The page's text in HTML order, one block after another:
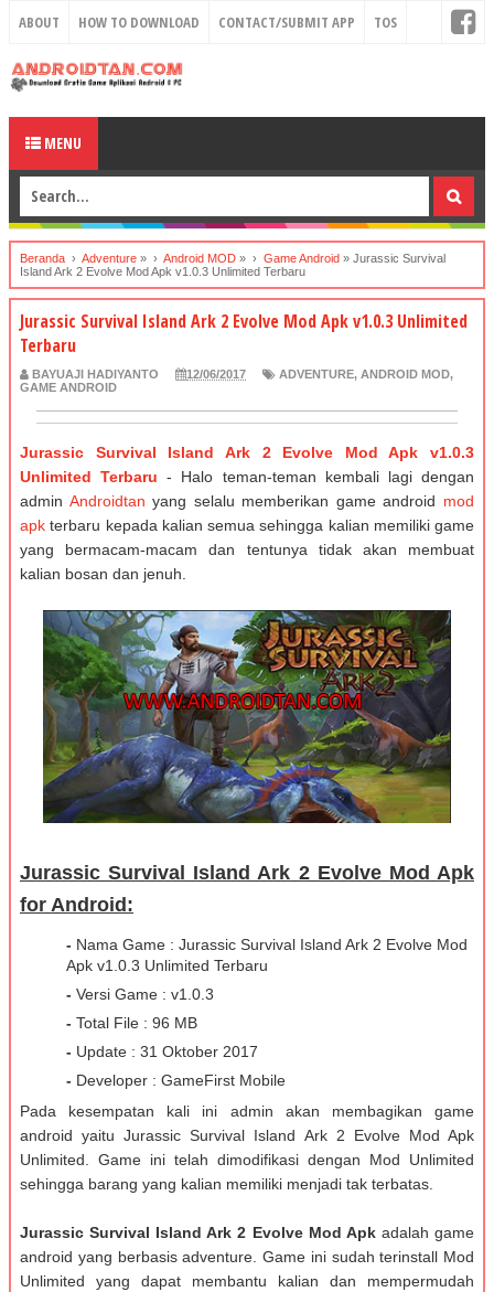
ABOUT HOW TO DOWNLOAD CONTACT/SUBMIT APP TOS
MENU
Beranda › Adventure » › Android MOD » › Game Android » Jurassic Survival
Island Ark 2 Evolve Mod Apk v1.0.3 Unlimited Terbaru
Jurassic Survival Island Ark 2 Evolve Mod Apk v1.0.3 Unlimited
Terbaru
BAYUAJI HADIYANTO 12/06/2017 ADVENTURE, ANDROID MOD,
GAME ANDROID
Jurassic Survival Island Ark 2 Evolve Mod Apk v1.0.3
Unlimited Terbaru - Halo teman-teman kembali lagi dengan
admin Androidtan yang selalu memberikan game android mod
apk terbaru kepada kalian semua sehingga kalian memiliki game
yang bermacam-macam dan tentunya tidak akan membuat
kalian bosan dan jenuh.
Jurassic Survival Island Ark 2 Evolve Mod Apk
for Android:
- Nama Game : Jurassic Survival Island Ark 2 Evolve Mod
Apk v1.0.3 Unlimited Terbaru
- Versi Game : v1.0.3
- Total File : 96 MB
- Update : 31 Oktober 2017
- Developer : GameFirst Mobile
Pada kesempatan kali ini admin akan membagikan game
android yaitu Jurassic Survival Island Ark 2 Evolve Mod Apk
Unlimited. Game ini telah dimodifikasi dengan Mod Unlimited
sehingga barang yang kalian memiliki menjadi tak terbatas.
Jurassic Survival Island Ark 2 Evolve Mod Apk adalah game
android yang berbasis adventure. Game ini sudah terinstall Mod
Unlimited yang dapat membantu kalian dan mempermudah